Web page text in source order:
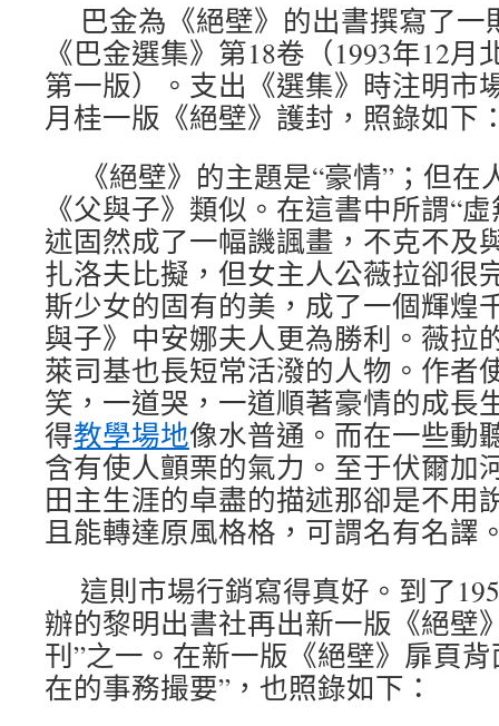
巴金為《絕壁》的出書撰寫了
《巴金選集》第18卷（1993年12
第一版）。支出《選集》時注明市
月桂一版《絕壁》護封，照錄如下
《絕壁》的主題是“豪情”；但
《父與子》類似。在這書中所謂“
述固然成了一幅譏諷畫，不克不及
扎洛夫比擬，但女主人公薇拉卻很
斯少女的固有的美，成了一個輝煌
與子》中安娜夫人更為勝利。薇拉
萊司基也長短常活潑的人物。作者
笑，一道哭，一道順著豪情的成長
得教學場地像水普通。而在一些動
含有使人顫栗的氣力。至于伏爾加
田主生涯的卓盡的描述那卻是不用
且能轉達原風格格，可謂名有名譯
這則市場行銷寫得真好。到了
辦的黎明出書社再出新一版《絕壁
刊”之一。在新一版《絕壁》扉頁
在的事務撮要”，也照錄如下：